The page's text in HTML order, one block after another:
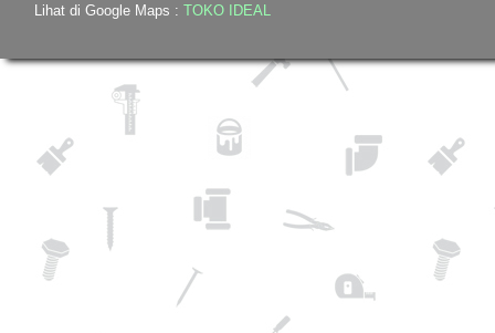
Lihat di Google Maps : TOKO IDEAL